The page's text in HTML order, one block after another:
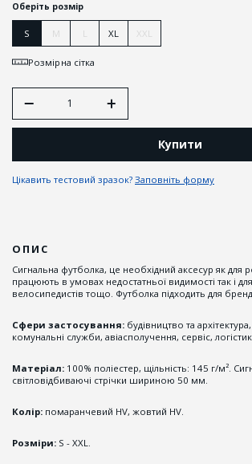
Оберіть розмір
S M L XL XXL
Розмірна сітка
Купити
Цікавить тестовий зразок? Заповніть форму
ОПИС
Сигнальна футболка, це необхідний аксесур як для
працюють в умовах недостатньої видимості так і для
велосипедистів тощо. Футболка підходить для
Сфери застосування: будівництво та
комунальні служби, авіасполучення, сервіс,
Матеріал: 100% поліестер, щільність: 145 г/м².
світловідбиваючі стрічки шириною 50 мм.
Колір: помаранчевий HV, жовтий HV.
Розміри: S - XXL.